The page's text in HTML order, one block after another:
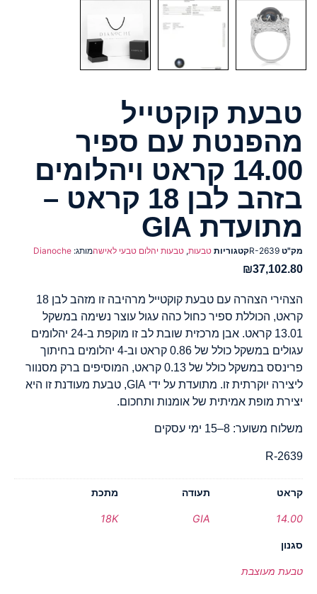
טבעת קוקטייל
מהפנטת עם ספיר
14.00 קראט ויהלומים
בזהב לבן 18 קראט –
מתועדת GIA
מק"ט R-2639קטגוריות טבעות, טבעות יהלום טבעי לאישהמותג: Dianoche
₪37,102.80
הצהירי הצהרה עם טבעת קוקטייל מרהיבה זו מזהב לבן 18
קראט, הכוללת ספיר כחול כהה עגול עוצר נשימה במשקל
13.01 קראט. אבן מרכזית שובת לב זו מוקפת ב-24 יהלומים
עגולים במשקל כולל של 0.86 קראט וב-4 יהלומים בחיתוך
פרינסס במשקל כולל של 0.13 קראט, המוסיפים ברק מסנוור
ליצירה יוקרתית זו. מתועדת על ידי GIA, טבעת מעודנת זו היא
יצירת מופת אמיתית של אומנות ותחכום.
משלוח משוער: 8–15 ימי עסקים
R-2639
קראט
14.00
תעודה
GIA
מתכת
18K
סגנון
טבעת מעוצבת